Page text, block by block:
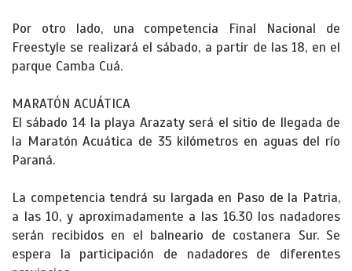
Por otro lado, una competencia Final Nacional de
Freestyle se realizará el sábado, a partir de las 18, en el
parque Camba Cuá.
MARATÓN ACUÁTICA
El sábado 14 la playa Arazaty será el sitio de llegada de
la Maratón Acuática de 35 kilómetros en aguas del río
Paraná.
La competencia tendrá su largada en Paso de la Patria,
a las 10, y aproximadamente a las 16.30 los nadadores
serán recibidos en el balneario de costanera Sur. Se
espera la participación de nadadores de diferentes